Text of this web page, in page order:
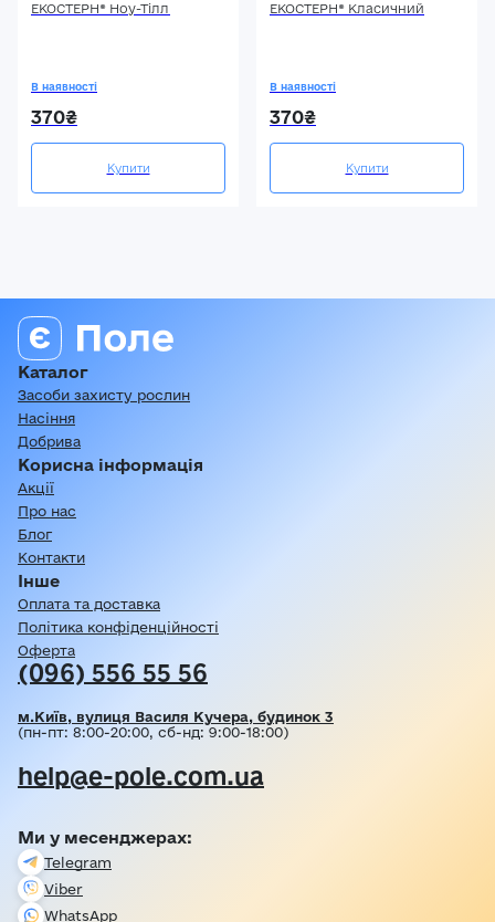
ЕКОСТЕРН® Ноу-Тілл
В наявності
370₴
Купити
ЕКОСТЕРН® Класичний
В наявності
370₴
Купити
Каталог
Засоби захисту рослин
Насіння
Добрива
Корисна інформація
Акції
Про нас
Блог
Контакти
Інше
Оплата та доставка
Політика конфіденційності
Оферта
(096) 556 55 56
м.Київ, вулиця Василя Кучера, будинок 3
(пн-пт: 8:00-20:00, сб-нд: 9:00-18:00)
help@e-pole.com.ua
Ми у месенджерах:
Telegram
Viber
WhatsApp